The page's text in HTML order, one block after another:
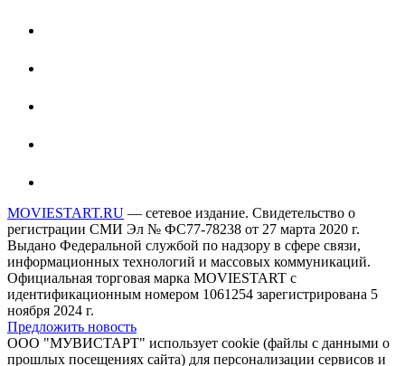
MOVIESTART.RU — сетевое издание. Свидетельство о
регистрации СМИ Эл № ФС77-78238 от 27 марта 2020 г.
Выдано Федеральной службой по надзору в сфере связи,
информационных технологий и массовых коммуникаций.
Официальная торговая марка MOVIESTART с
идентификационным номером 1061254 зарегистрирована 5
ноября 2024 г.
Предложить новость
ООО "МУВИСТАРТ" использует cookie (файлы с данными о
прошлых посещениях сайта) для персонализации сервисов и